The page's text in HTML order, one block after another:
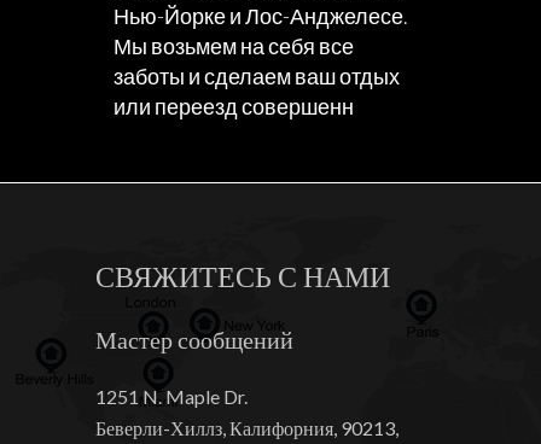
Нью-Йорке и Лос-Анджелесе.
Мы возьмем на себя все
заботы и сделаем ваш отдых
или переезд совершенн
СВЯЖИТЕСЬ С НАМИ
Мастер сообщений
1251 N. Maple Dr.
Беверли-Хиллз, Калифорния, 90213,